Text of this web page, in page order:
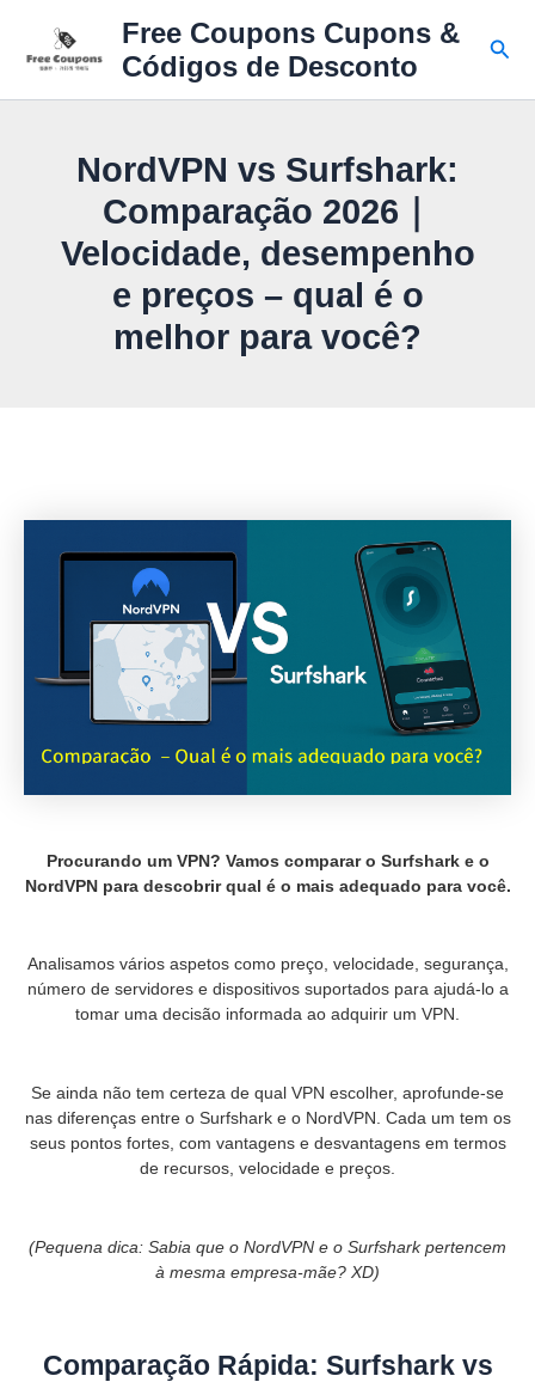
Free Coupons Cupons &
Códigos de Desconto
NordVPN vs Surfshark:
Comparação 2026｜
Velocidade, desempenho
e preços – qual é o
melhor para você?
Procurando um VPN? Vamos comparar o Surfshark e o
NordVPN para descobrir qual é o mais adequado para você.
Analisamos vários aspetos como preço, velocidade, segurança,
número de servidores e dispositivos suportados para ajudá-lo a
tomar uma decisão informada ao adquirir um VPN.
Se ainda não tem certeza de qual VPN escolher, aprofunde-se
nas diferenças entre o Surfshark e o NordVPN. Cada um tem os
seus pontos fortes, com vantagens e desvantagens em termos
de recursos, velocidade e preços.
(Pequena dica: Sabia que o NordVPN e o Surfshark pertencem
à mesma empresa-mãe? XD)
Comparação Rápida: Surfshark vs